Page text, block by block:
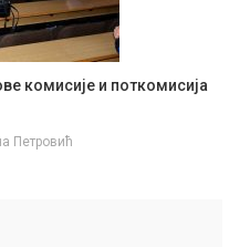
комисије и поткомисија
Петровић